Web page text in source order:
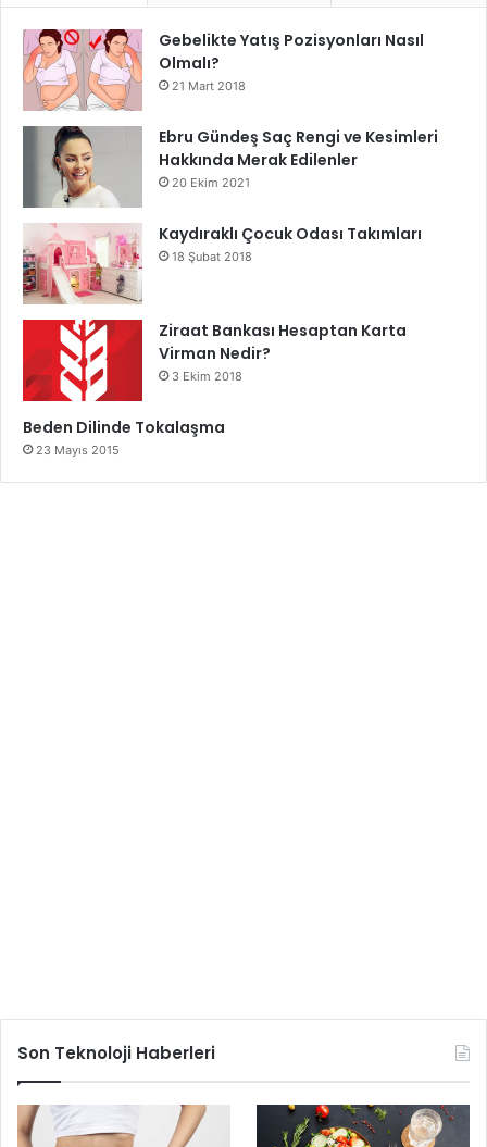
Gebelikte Yatış Pozisyonları Nasıl
Olmalı?
21 Mart 2018
Ebru Gündeş Saç Rengi ve Kesimleri
Hakkında Merak Edilenler
20 Ekim 2021
Kaydıraklı Çocuk Odası Takımları
18 Şubat 2018
Ziraat Bankası Hesaptan Karta
Virman Nedir?
3 Ekim 2018
Beden Dilinde Tokalaşma
23 Mayıs 2015
Son Teknoloji Haberleri